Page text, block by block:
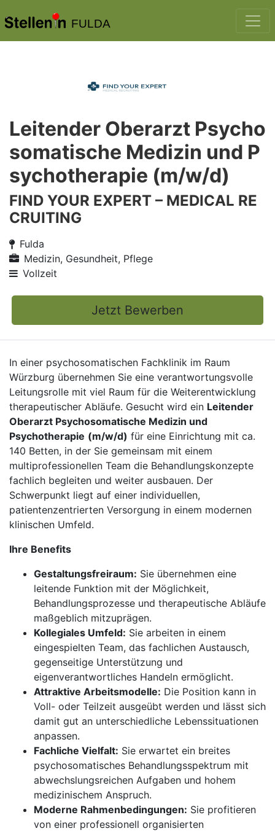
FULDA
Leitender Oberarzt Psycho
somatische Medizin und P
sychotherapie (m/w/d)
FIND YOUR EXPERT – MEDICAL RE
CRUITING
Fulda
Medizin, Gesundheit, Pflege
Vollzeit
Jetzt Bewerben
In einer psychosomatischen Fachklinik im Raum
Würzburg übernehmen Sie eine verantwortungsvolle
Leitungsrolle mit viel Raum für die Weiterentwicklung
therapeutischer Abläufe. Gesucht wird ein Leitender
Oberarzt Psychosomatische Medizin und
Psychotherapie (m/w/d) für eine Einrichtung mit ca.
140 Betten, in der Sie gemeinsam mit einem
multiprofessionellen Team die Behandlungskonzepte
fachlich begleiten und weiter ausbauen. Der
Schwerpunkt liegt auf einer individuellen,
patientenzentrierten Versorgung in einem modernen
klinischen Umfeld.
Ihre Benefits
Gestaltungsfreiraum: Sie übernehmen eine
leitende Funktion mit der Möglichkeit,
Behandlungsprozesse und therapeutische Abläufe
maßgeblich mitzuprägen.
Kollegiales Umfeld: Sie arbeiten in einem
eingespielten Team, das fachlichen Austausch,
gegenseitige Unterstützung und
eigenverantwortliches Handeln ermöglicht.
Attraktive Arbeitsmodelle: Die Position kann in
Voll- oder Teilzeit ausgeübt werden und lässt sich
damit gut an unterschiedliche Lebenssituationen
anpassen.
Fachliche Vielfalt: Sie erwartet ein breites
psychosomatisches Behandlungsspektrum mit
abwechslungsreichen Aufgaben und hohem
medizinischem Anspruch.
Moderne Rahmenbedingungen: Sie profitieren
von einer professionell organisierten